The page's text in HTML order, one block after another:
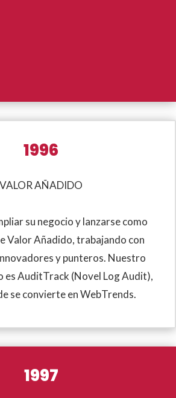
1996
VALOR AÑADIDO
su negocio y lanzarse como
Valor Añadido, trabajando con
y punteros. Nuestro
es AuditTrack (Novel Log Audit),
se convierte en WebTrends.
1997